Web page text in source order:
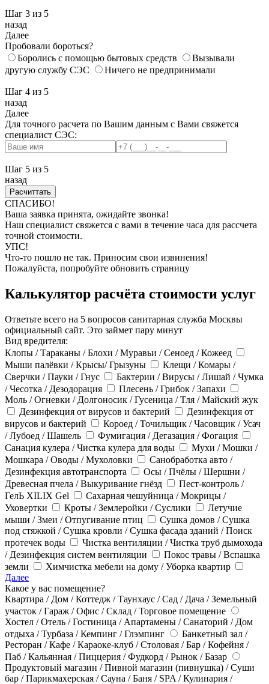
Шаг 3 из 5
назад
Далее
Пробовали бороться?
Боролись с помощью бытовых средств
Вызывали
другую службу СЭС
Ничего не предпринимали
Шаг 4 из 5
назад
Далее
Для точного расчета по Вашим данным с Вами свяжется
специалист СЭС:
Шаг 5 из 5
назад
СПАСИБО!
Ваша заявка принята, ожидайте звонка!
Наш специалист свяжется с вами в течение часа для рассчета
точной стоимости.
УПС!
Что-то пошло не так. Приносим свои извинения!
Пожалуйста, попробуйте обновить страницу
Калькулятор расчёта стоимости услуг
Ответьте всего на 5 вопросов санитарная служба Москвы
официальный сайт. Это займет пару минут
Вид вредителя:
Клопы / Тараканы / Блохи / Муравьи / Сеноед / Кожеед
Мыши палёвки / Крысы/ Грызуны
Клещи / Комары /
Сверчки / Пауки / Гнус
Бактерии / Вирусы / Лишай / Чумка
/ Чесотка / Дезодорация
Плесень / Грибок / Запахи
Моль / Огневки / Долгоносик / Гусеница / Тля / Майский жук
Дезинфекция от вирусов и бактерий
Дезинфекция от
вирусов и бактерий
Короед / Точильщик / Часовщик / Усач
/ Лубоед / Шашель
Фумигация / Дегазация / Фогация
Санация кулера / Чистка кулера для воды
Мухи / Мошки /
Мошкара / Оводы / Мухоловки
Санобработка авто /
Дезинфекция автотранспорта
Осы / Пчёлы / Шершни /
Древесная пчела / Выкуривание гнёзд
Пест-контроль /
ГелЬ XILIX Gel
Сахарная чешуйница / Мокрицы /
Уховертки
Кроты / Землеройки / Суслики
Летучие
мыши / Змеи / Отпугивание птиц
Сушка домов / Сушка
под стяжкой / Сушка кровли / Сушка фасада зданий / Поиск
протечек воды
Чистка вентиляции / Чистка труб дымохода
/ Дезинфекция систем вентиляции
Покос травы / Вспашка
земли
Химчистка мебели на дому / Уборка квартир
Далее
Какое у вас помещение?
Квартира / Дом / Коттедж / Таунхаус / Сад / Дача / Земельный
участок / Гараж / Офис / Склад / Торговое помещение
Хостел / Отель / Гостиница / Апартамены / Санаторий / Дом
отдыха / Турбаза / Кемпинг / Глэмпинг
Банкетный зал /
Ресторан / Кафе / Караоке-клуб / Столовая / Бар / Кофейня /
Паб / Кальянная / Пиццерия / Фудкорд / Рынок / Базар
Продуктовый магазин / Пивной магазин (пивнушка) / Суши
бар / Парикмахерская / Сауна / Баня / SPA / Кулинария /